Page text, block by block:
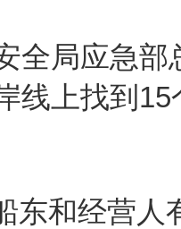
全局应急
线上找到
东和经营